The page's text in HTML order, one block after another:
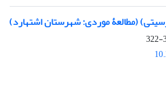
(مطالعۀ موردی: شهرستان اشتهارد)